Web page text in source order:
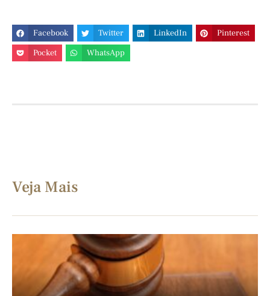
Facebook Twitter LinkedIn
Pinterest
Pocket
WhatsApp
Veja Mais